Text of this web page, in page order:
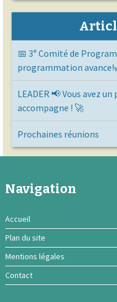
📅 3ᵉ Comité de
programmation
LEADER 📢 Vous avez
accompagne ! 🚀
Prochaines réunions
Navigation
Accueil
Plan du site
Mentions légales
Contact